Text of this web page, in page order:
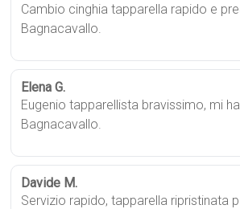
Cambio cinghia tapparella rapido e
Bagnacavallo.
Elena G.
Eugenio tapparellista bravissimo, mi
Bagnacavallo.
Davide M.
Servizio rapido, tapparella ripristinata